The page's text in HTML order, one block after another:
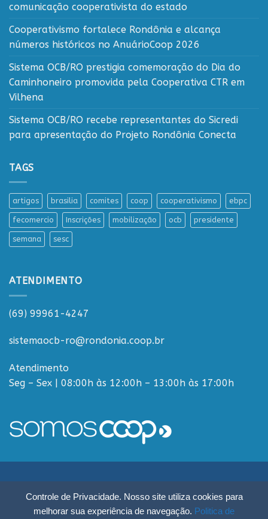
Controle de Privacidade. Nosso site utiliza cookies para
melhorar sua experiência de navegação. Politica de
comunicação cooperativista do estado
Cooperativismo fortalece Rondônia e alcança
números históricos no AnuárioCoop 2026
Sistema OCB/RO prestigia comemoração do Dia do
Caminhoneiro promovida pela Cooperativa CTR em
Vilhena
Sistema OCB/RO recebe representantes do Sicredi
para apresentação do Projeto Rondônia Conecta
TAGS
artigos brasilia comites coop cooperativismo ebpc
fecomercio Inscrições mobilização ocb presidente
semana sesc
ATENDIMENTO
(69) 99961-4247
sistemaocb-ro@rondonia.coop.br
Atendimento
Seg – Sex | 08:00h às 12:00h – 13:00h às 17:00h
Sistema OCB Rondônia © Todos os Direitos Reservados - R. Paulo
Macalão, 4675 - Flodoaldo Pontes Pinto, Porto Velho - RO, 76820-454